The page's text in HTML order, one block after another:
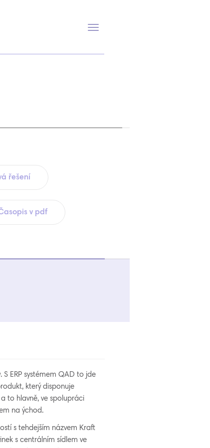
Přepnout
řešení
v pdf
ERP systémem QAD to jde
který disponuje
to hlavně, ve spolupráci
na ýchod.
s tehdejším názvem Kraft
s centrálním sídlem ve